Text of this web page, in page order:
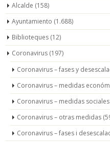
Alcalde (158)
Ayuntamiento (1.688)
Biblioteques (12)
Coronavirus (197)
Coronavirus – fases y
Coronavirus – medidas
Coronavirus – medidas sociales
Coronavirus – otras medidas
Coronavirus – fases i